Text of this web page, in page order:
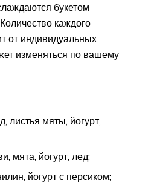
букетом
каждого
от индивидуальных
изменяться по вашему
листья мяты, йогурт,
мята, йогурт, лед;
йогурт с персиком;